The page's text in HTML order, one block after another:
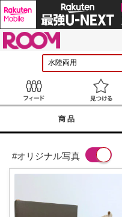
商品
#オリジナル写真